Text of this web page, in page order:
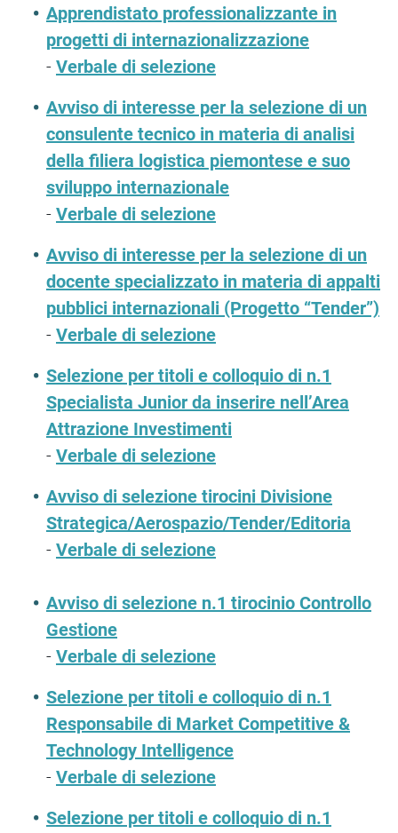
Apprendistato professionalizzante in
progetti di internazionalizzazione
- Verbale di selezione
Avviso di interesse per la selezione di un
consulente tecnico in materia di analisi
della filiera logistica piemontese e suo
sviluppo internazionale
- Verbale di selezione
Avviso di interesse per la selezione di un
docente specializzato in materia di appalti
pubblici internazionali (Progetto “Tender”)
- Verbale di selezione
Selezione per titoli e colloquio di n.1
Specialista Junior da inserire nell’Area
Attrazione Investimenti
- Verbale di selezione
Avviso di selezione tirocini Divisione
Strategica/Aerospazio/Tender/Editoria
- Verbale di selezione
Avviso di selezione n.1 tirocinio Controllo
Gestione
- Verbale di selezione
Selezione per titoli e colloquio di n.1
Responsabile di Market Competitive &
Technology Intelligence
- Verbale di selezione
Selezione per titoli e colloquio di n.1